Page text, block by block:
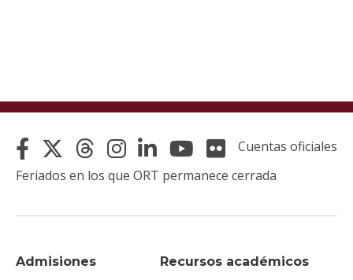
Admisiones Recursos académicos
Cuentas oficiales
Feriados en los que ORT permanece cerrada